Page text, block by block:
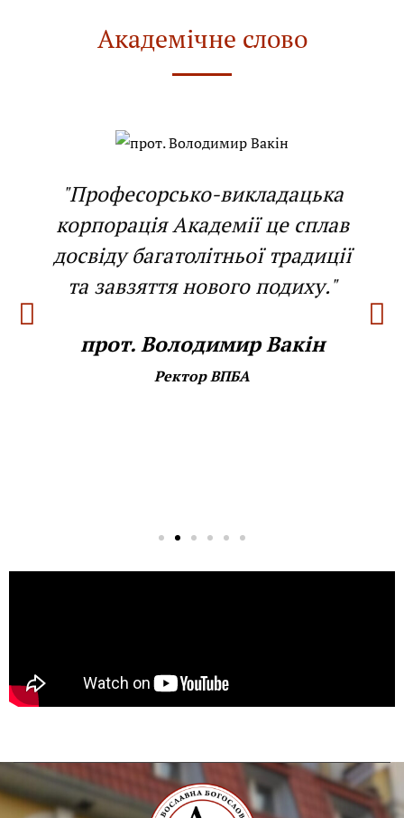
Академічне слово
"Професорсько-викладацька
корпорація Академії це сплав
досвіду багатолітньої традиції
та завзяття нового подиху."
прот. Володимир Вакін
Ректор ВПБА